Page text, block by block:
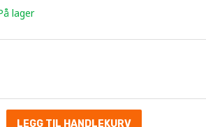
lager
LEGG TIL HANDLEKURV